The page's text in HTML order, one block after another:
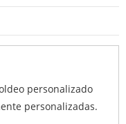
personalizado
personalizadas.